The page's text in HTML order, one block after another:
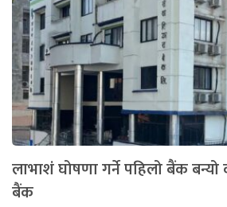
लाभाशं घोषणा गर्ने पहिलो बैंक
बैंक